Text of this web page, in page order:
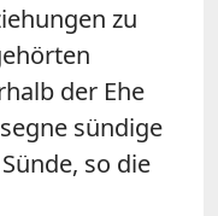
zu
der Ehe
sündige
so die